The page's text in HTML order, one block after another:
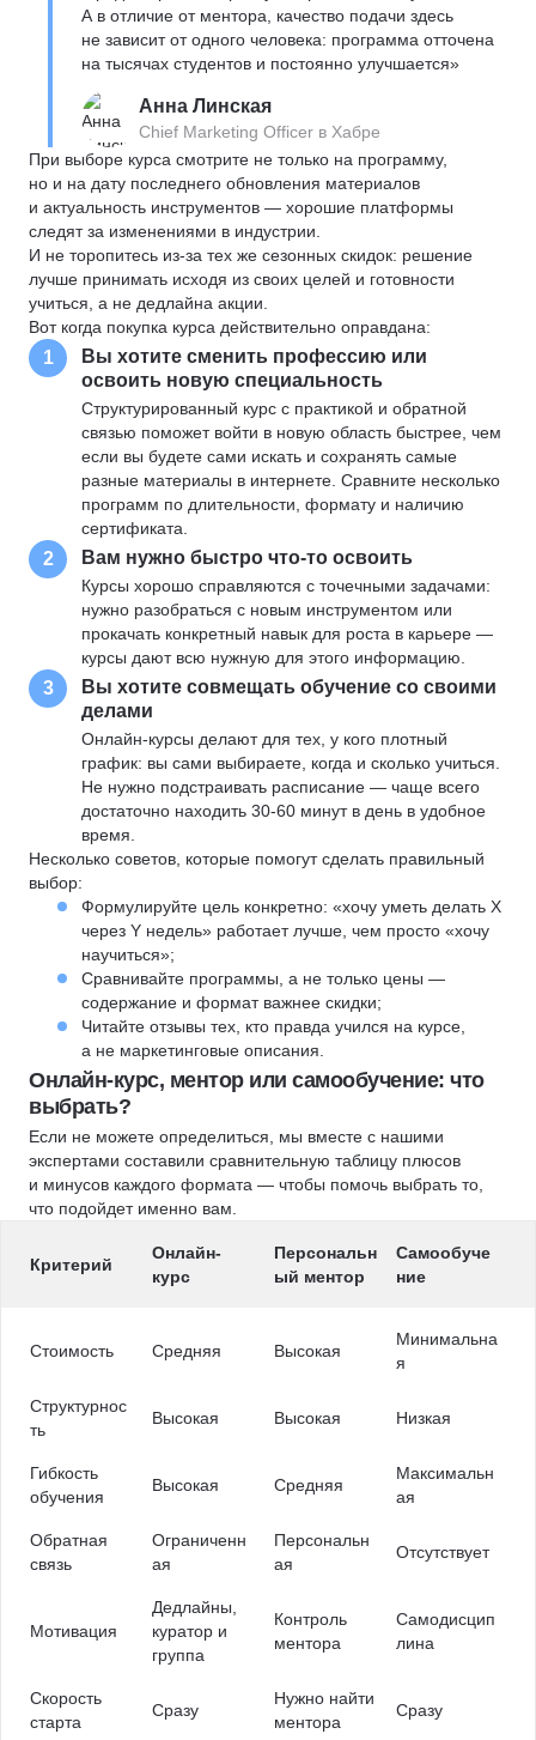
А в отличие от ментора, качество подачи здесь
не зависит от одного человека: программа отточена
на тысячах студентов и постоянно улучшается»
Анна Линская
Chief Marketing Officer в Хабре
При выборе курса смотрите не только на программу,
но и на дату последнего обновления материалов
и актуальность инструментов — хорошие платформы
следят за изменениями в индустрии.
И не торопитесь из-за тех же сезонных скидок: решение
лучше принимать исходя из своих целей и готовности
учиться, а не дедлайна акции.
Вот когда покупка курса действительно оправдана:
1
Вы хотите сменить профессию или
освоить новую специальность
Структурированный курс с практикой и обратной
связью поможет войти в новую область быстрее, чем
если вы будете сами искать и сохранять самые
разные материалы в интернете. Сравните несколько
программ по длительности, формату и наличию
сертификата.
2 Вам нужно быстро что-то освоить
Курсы хорошо справляются с точечными задачами:
нужно разобраться с новым инструментом или
прокачать конкретный навык для роста в карьере —
курсы дают всю нужную для этого информацию.
3
Вы хотите совмещать обучение со своими
делами
Онлайн-курсы делают для тех, у кого плотный
график: вы сами выбираете, когда и сколько учиться.
Не нужно подстраивать расписание — чаще всего
достаточно находить 30-60 минут в день в удобное
время.
Несколько советов, которые помогут сделать правильный
выбор:
Формулируйте цель конкретно: «хочу уметь делать X
через Y недель» работает лучше, чем просто «хочу
научиться»;
Сравнивайте программы, а не только цены —
содержание и формат важнее скидки;
Читайте отзывы тех, кто правда учился на курсе,
а не маркетинговые описания.
Онлайн-курс, ментор или самообучение: что
выбрать?
Если не можете определиться, мы вместе с нашими
экспертами составили сравнительную таблицу плюсов
и минусов каждого формата — чтобы помочь выбрать то,
что подойдет именно вам.
Критерий
Онлайн-
курс
Персональн
ый ментор
Самообуче
ние
Стоимость Средняя Высокая
Минимальна
я
Структурнос
ть
Высокая Высокая Низкая
Гибкость
обучения
Высокая Средняя
Максимальн
ая
Обратная
связь
Ограниченн
ая
Персональн
ая
Отсутствует
Мотивация
Дедлайны,
куратор и
группа
Контроль
ментора
Самодисцип
лина
Скорость
старта
Сразу
Нужно найти
ментора
Сразу